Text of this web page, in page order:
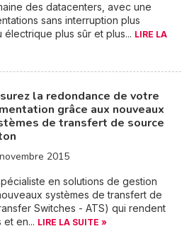
des datacenters, avec une
sans interruption plus
plus sûr et plus... LIRE LA
la redondance de votre
grâce aux nouveaux
de transfert de source
2015
en solutions de gestion
systèmes de transfert de
Switches - ATS) qui rendent
en... LIRE LA SUITE »